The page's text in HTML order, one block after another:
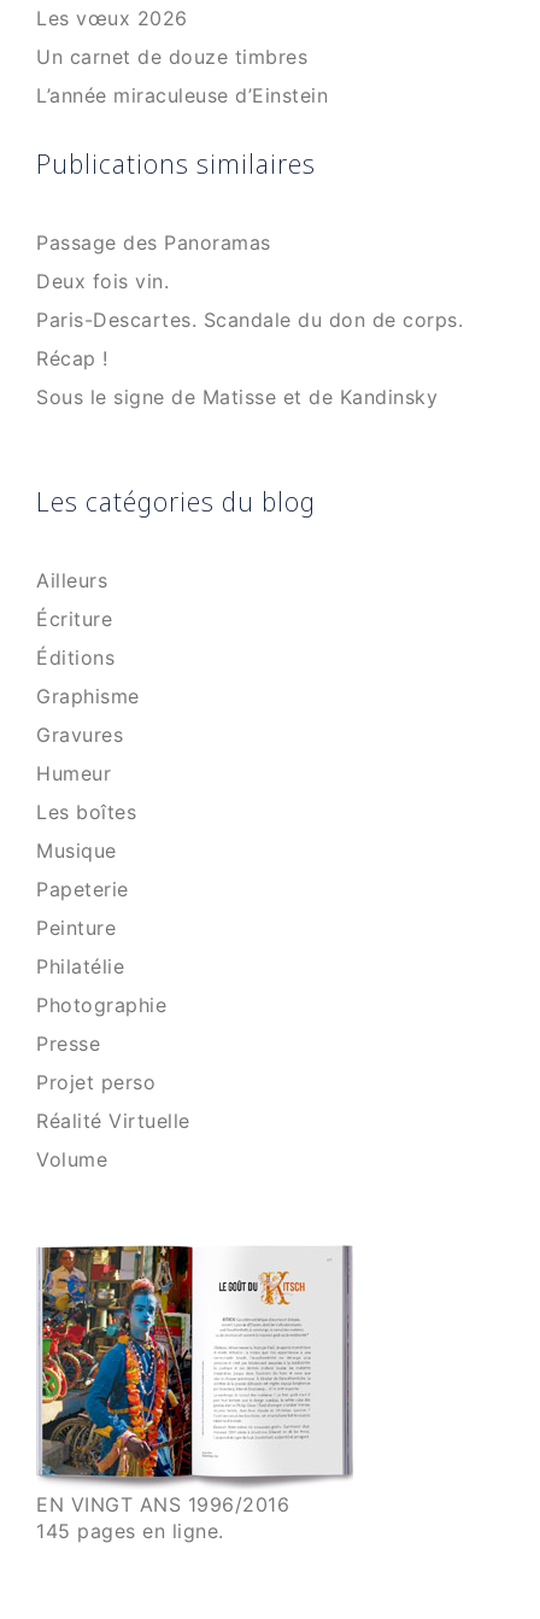
Les vœux 2026
Un carnet de douze timbres
L’année miraculeuse d’Einstein
Publications similaires
Passage des Panoramas
Deux fois vin.
Paris-Descartes. Scandale du don de corps.
Récap !
Sous le signe de Matisse et de Kandinsky
Les catégories du blog
Ailleurs
Écriture
Éditions
Graphisme
Gravures
Humeur
Les boîtes
Musique
Papeterie
Peinture
Philatélie
Photographie
Presse
Projet perso
Réalité Virtuelle
Volume
EN VINGT ANS 1996/2016
145 pages en ligne.